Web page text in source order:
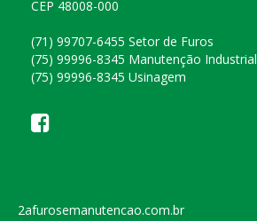
CEP 48008-000
(71) 99707-6455 Setor de Furos
(75) 99996-8345 Manutenção Industrial
(75) 99996-8345 Usinagem
2afurosemanutencao.com.br